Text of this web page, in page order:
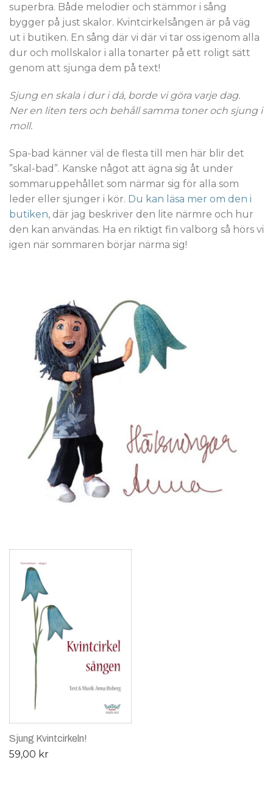
superbra. Både melodier och stämmor i sång
bygger på just skalor. Kvintcirkelsången är på väg
ut i butiken. En sång där vi där vi tar oss igenom alla
dur och mollskalor i alla tonarter på ett roligt sätt
genom att sjunga dem på text!
Sjung en skala i dur i dá, borde vi göra varje dag.
Ner en liten ters och behåll samma toner och sjung i
moll.
Spa-bad känner väl de flesta till men här blir det
”skal-bad”. Kanske något att ägna sig åt under
sommaruppehållet som närmar sig för alla som
leder eller sjunger i kör. Du kan läsa mer om den i
butiken, där jag beskriver den lite närmre och hur
den kan användas. Ha en riktigt fin valborg så hörs vi
igen när sommaren börjar närma sig!
Sjung Kvintcirkeln!
59,00 kr